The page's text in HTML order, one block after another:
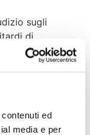
ed
media e per
sugli
di
alle transazioni
riduzione